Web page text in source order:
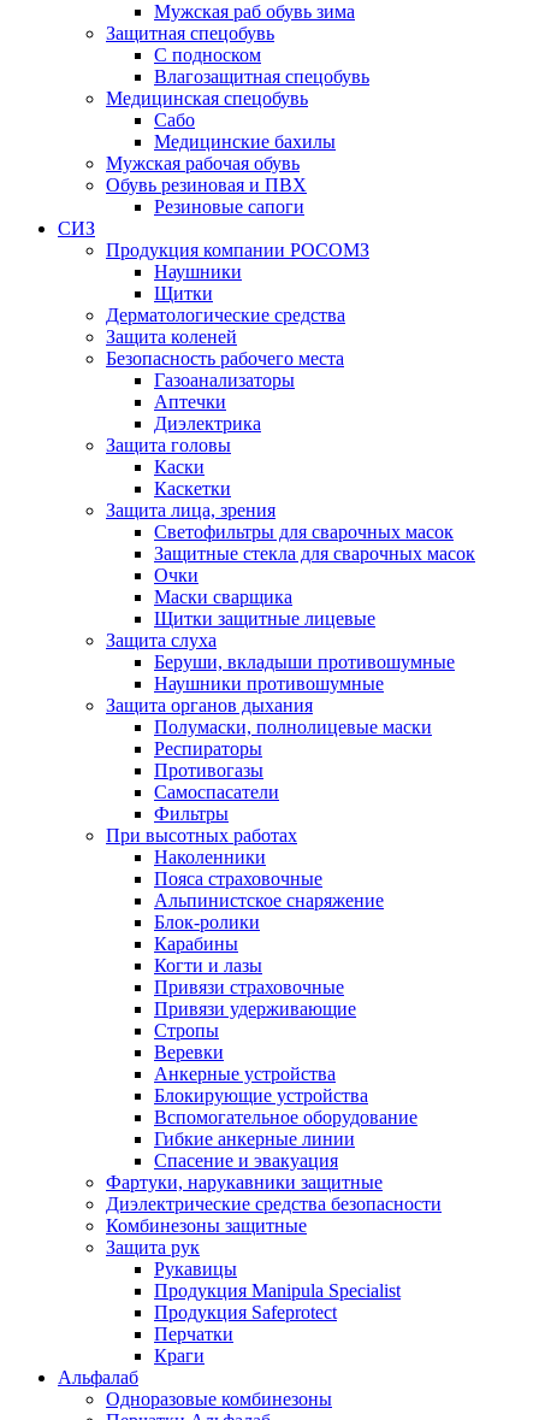
Мужская раб обувь зима
Защитная спецобувь
С подноском
Влагозащитная спецобувь
Медицинская спецобувь
Сабо
Медицинские бахилы
Мужская рабочая обувь
Обувь резиновая и ПВХ
Резиновые сапоги
СИЗ
Продукция компании РОСОМЗ
Наушники
Щитки
Дерматологические средства
Защита коленей
Безопасность рабочего места
Газоанализаторы
Аптечки
Диэлектрика
Защита головы
Каски
Каскетки
Защита лица, зрения
Светофильтры для сварочных масок
Защитные стекла для сварочных масок
Очки
Маски сварщика
Щитки защитные лицевые
Защита слуха
Беруши, вкладыши противошумные
Наушники противошумные
Защита органов дыхания
Полумаски, полнолицевые маски
Респираторы
Противогазы
Самоспасатели
Фильтры
При высотных работах
Наколенники
Пояса страховочные
Альпинистское снаряжение
Блок-ролики
Карабины
Когти и лазы
Привязи страховочные
Привязи удерживающие
Стропы
Веревки
Анкерные устройства
Блокирующие устройства
Вспомогательное оборудование
Гибкие анкерные линии
Спасение и эвакуация
Фартуки, нарукавники защитные
Диэлектрические средства безопасности
Комбинезоны защитные
Защита рук
Рукавицы
Продукция Manipula Specialist
Продукция Safeprotect
Перчатки
Краги
Альфалаб
Одноразовые комбинезоны